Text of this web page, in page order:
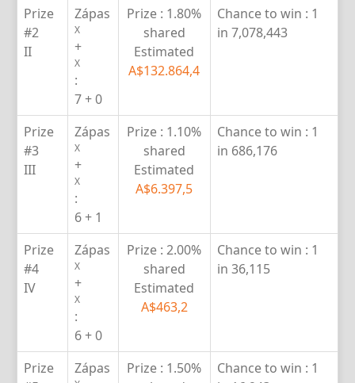
Prize
#2
II
Zápas
X
+
X
:
7 + 0
Prize : 1.80%
shared
Estimated
A$132.864,4
Chance to win : 1
in 7,078,443
Prize
#3
III
Zápas
X
+
X
:
6 + 1
Prize : 1.10%
shared
Estimated
A$6.397,5
Chance to win : 1
in 686,176
Prize
#4
IV
Zápas
X
+
X
:
6 + 0
Prize : 2.00%
shared
Estimated
A$463,2
Chance to win : 1
in 36,115
Prize
Zápas Prize : 1.50%
Chance to win : 1